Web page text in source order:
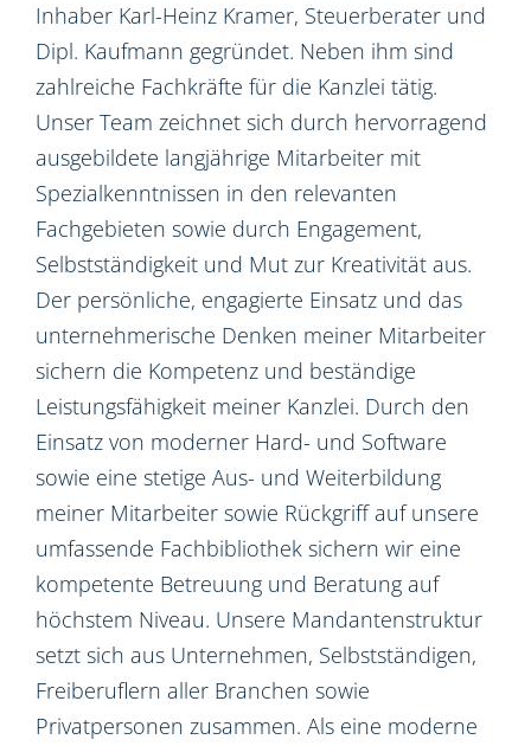
Inhaber Karl-Heinz Kramer, Steuerberater und
Dipl. Kaufmann gegründet. Neben ihm sind
zahlreiche Fachkräfte für die Kanzlei tätig.
Unser Team zeichnet sich durch hervorragend
ausgebildete langjährige Mitarbeiter mit
Spezialkenntnissen in den relevanten
Fachgebieten sowie durch Engagement,
Selbstständigkeit und Mut zur Kreativität aus.
Der persönliche, engagierte Einsatz und das
unternehmerische Denken meiner Mitarbeiter
sichern die Kompetenz und beständige
Leistungsfähigkeit meiner Kanzlei. Durch den
Einsatz von moderner Hard- und Software
sowie eine stetige Aus- und Weiterbildung
meiner Mitarbeiter sowie Rückgriff auf unsere
umfassende Fachbibliothek sichern wir eine
kompetente Betreuung und Beratung auf
höchstem Niveau. Unsere Mandantenstruktur
setzt sich aus Unternehmen, Selbstständigen,
Freiberuflern aller Branchen sowie
Privatpersonen zusammen. Als eine moderne